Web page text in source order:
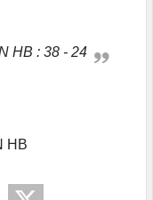
HB : 38 - 24
HB